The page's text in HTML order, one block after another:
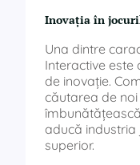
Inovația în
Una dintre
Interactive
de inovație.
căutarea de
aducă industria
superior.